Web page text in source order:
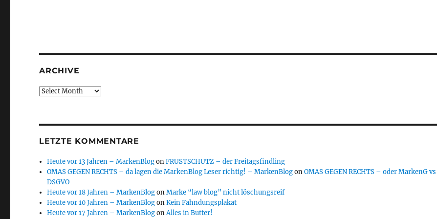
ARCHIVE
Archive
LETZTE KOMMENTARE
Heute vor 13 Jahren – MarkenBlogonFRUSTSCHUTZ – der Freitagsfindling
OMAS GEGEN RECHTS – da lagen die MarkenBlog Leser richtig! – MarkenBlogonOMAS GEGEN RECHTS – oder MarkenG vs
DSGVO
Heute vor 18 Jahren – MarkenBlogonMarke “law blog” nicht löschungsreif
Heute vor 10 Jahren – MarkenBlogonKein Fahndungsplakat
Heute vor 17 Jahren – MarkenBlogonAlles in Butter!